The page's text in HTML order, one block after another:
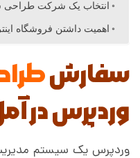
پ
ر
انتخاب یک شرکت طراحی
اهمیت داشتن فروشگاه
سفارش
وردپرس در